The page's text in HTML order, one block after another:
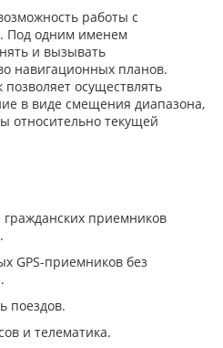
работы с
Под одним именем
и вызывать
навигационных планов.
осуществлять
в виде смещения диапазона,
относительно текущей
приемников
GPS-приемников без
поездов.
и телематика.